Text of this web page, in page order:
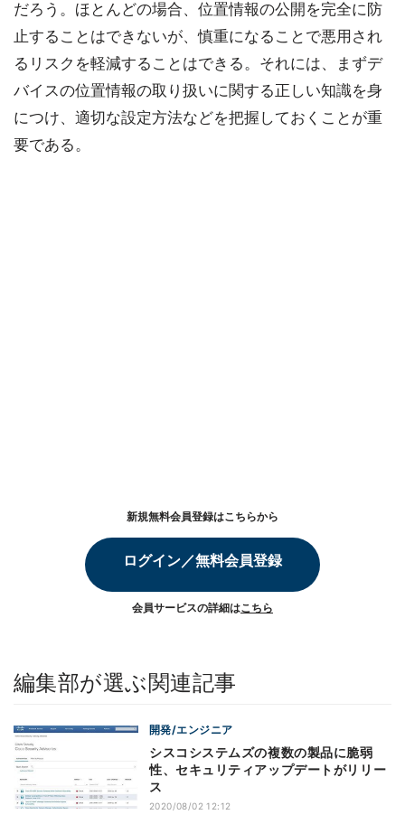
だろう。ほとんどの場合、位置情報の公開を完全に防
止することはできないが、慎重になることで悪用され
るリスクを軽減することはできる。それには、まずデ
バイスの位置情報の取り扱いに関する正しい知識を身
につけ、適切な設定方法などを把握しておくことが重
要である。
新規無料会員登録はこちらから
ログイン／無料会員登録
会員サービスの詳細はこちら
編集部が選ぶ関連記事
開発/エンジニア
シスコシステムズの複数の製品に脆弱
性、セキュリティアップデートがリリー
ス
2020/08/02 12:12